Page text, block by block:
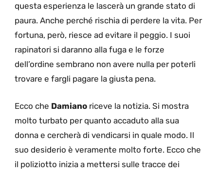
questa esperienza le lascerà un grande stato di
paura. Anche perché rischia di perdere la vita. Per
fortuna, però, riesce ad evitare il peggio. I suoi
rapinatori si daranno alla fuga e le forze
dell’ordine sembrano non avere nulla per poterli
trovare e fargli pagare la giusta pena.
Ecco che Damiano riceve la notizia. Si mostra
molto turbato per quanto accaduto alla sua
donna e cercherà di vendicarsi in quale modo. Il
suo desiderio è veramente molto forte. Ecco che
il poliziotto inizia a mettersi sulle tracce dei